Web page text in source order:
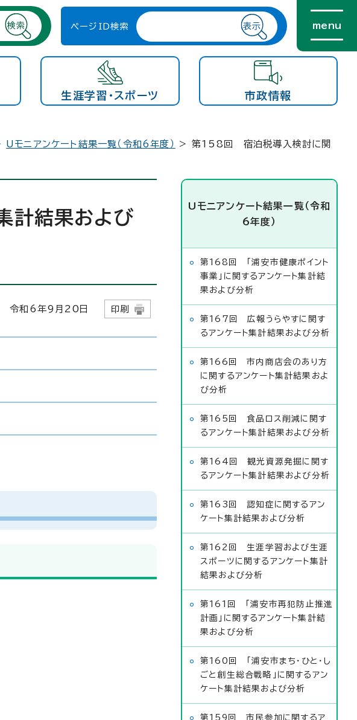
ページID検索 menu
生涯学習・スポーツ 市政情報
Uモニアンケート結果一覧（令和6年度）
> 第158回 宿泊税導入検討に関
計結果および
令和6年9月 20 日 印刷
Uモニアンケート結果一覧（令和
6年度）
第168回 「浦安市健康ポイント
事業」に関するアンケート集計結
果および分析
第167回 広報うらやすに関す
るアンケート集計結果および分析
第166回 市内商店会のあり方
に関するアンケート集計結果およ
び分析
第165回 食品ロス削減に関す
るアンケート集計結果および分析
第164回 観光資源発掘に関す
るアンケート集計結果および分析
第163回 認知症に関するアン
ケート集計結果および分析
第162回 生涯学習および生涯
スポーツに関するアンケート集計
結果および分析
第161回 「浦安市再犯防止推進
計画」に関するアンケート集計結
果および分析
第160回 「浦安市まち・ひと・し
ごと創生総合戦略」に関するアン
ケート集計結果および分析
第159回 市民参加に関するア